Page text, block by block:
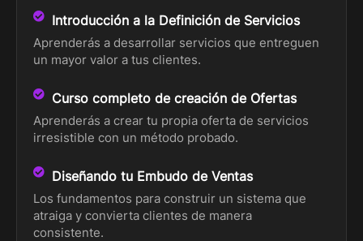
Introducción a la Definición de Servicios
Aprenderás a desarrollar servicios que entreguen
un mayor valor a tus clientes.
Curso completo de creación de Ofertas
Aprenderás a crear tu propia oferta de servicios
irresistible con un método probado.
Diseñando tu Embudo de Ventas
Los fundamentos para construir un sistema que
atraiga y convierta clientes de manera
consistente.